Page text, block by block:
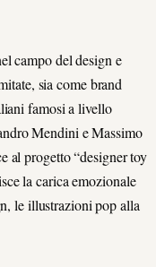
campo del design e
sia come brand
famosi a livello
Mendini e Massimo
al progetto “designer toy
la carica emozionale
le illustrazioni pop alla